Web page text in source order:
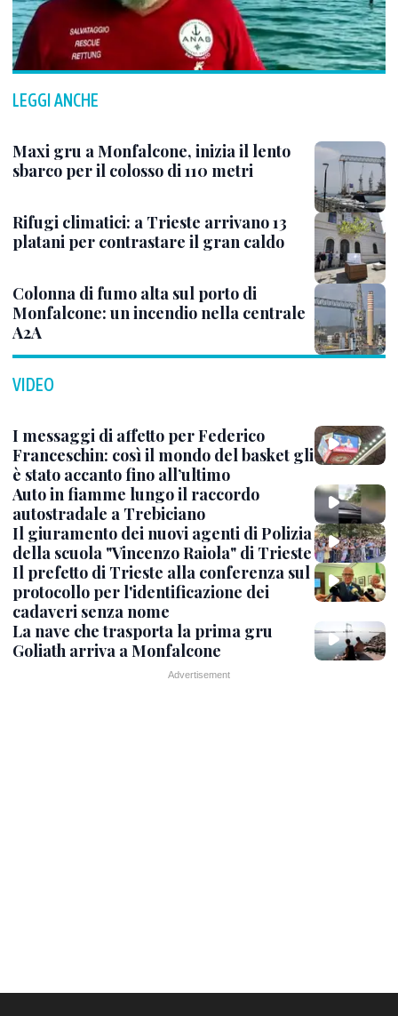
LEGGI ANCHE
Maxi gru a Monfalcone, inizia il lento
sbarco per il colosso di 110 metri
Rifugi climatici: a Trieste arrivano 13
platani per contrastare il gran caldo
Colonna di fumo alta sul porto di
Monfalcone: un incendio nella centrale
A2A
VIDEO
I messaggi di affetto per Federico
Franceschin: così il mondo del basket gli
è stato accanto fino all’ultimo
Auto in fiamme lungo il raccordo
autostradale a Trebiciano
Il giuramento dei nuovi agenti di Polizia
della scuola "Vincenzo Raiola" di Trieste
Il prefetto di Trieste alla conferenza sul
protocollo per l'identificazione dei
cadaveri senza nome
La nave che trasporta la prima gru
Goliath arriva a Monfalcone